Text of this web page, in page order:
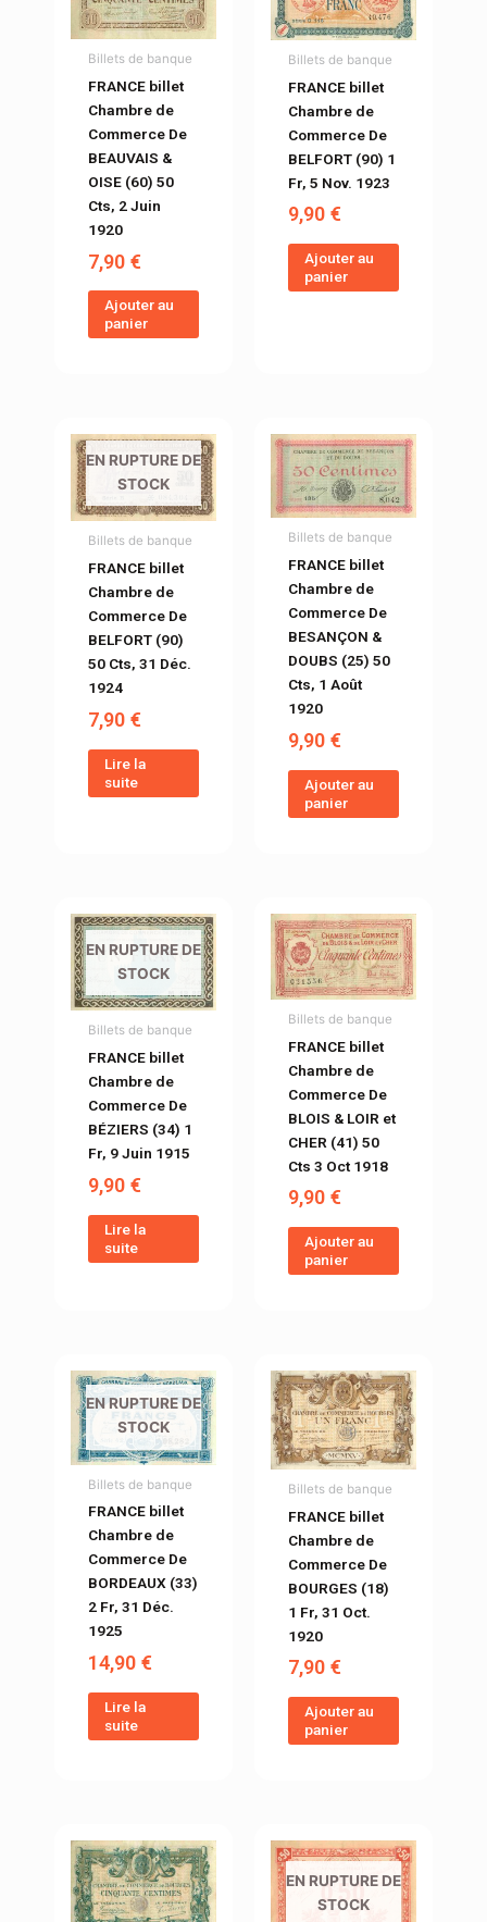
Billets de banque
FRANCE billet
Chambre de
Commerce De
BEAUVAIS &
OISE (60) 50
Cts, 2 Juin
1920
7,90€
Ajouter au
panier
Billets de banque
FRANCE billet
Chambre de
Commerce De
BELFORT (90) 1
Fr, 5 Nov. 1923
9,90€
Ajouter au
panier
EN RUPTURE DE
STOCK
Billets de banque
FRANCE billet
Chambre de
Commerce De
BELFORT (90)
50 Cts, 31 Déc.
1924
7,90€
Lire la
suite
Billets de banque
FRANCE billet
Chambre de
Commerce De
BESANÇON &
DOUBS (25) 50
Cts, 1 Août
1920
9,90€
Ajouter au
panier
EN RUPTURE DE
STOCK
Billets de banque
FRANCE billet
Chambre de
Commerce De
BÉZIERS (34) 1
Fr, 9 Juin 1915
9,90€
Lire la
suite
Billets de banque
FRANCE billet
Chambre de
Commerce De
BLOIS & LOIR et
CHER (41) 50
Cts 3 Oct 1918
9,90€
Ajouter au
panier
EN RUPTURE DE
STOCK
Billets de banque
FRANCE billet
Chambre de
Commerce De
BORDEAUX (33)
2 Fr, 31 Déc.
1925
14,90€
Lire la
suite
Billets de banque
FRANCE billet
Chambre de
Commerce De
BOURGES (18)
1 Fr, 31 Oct.
1920
7,90€
Ajouter au
panier
EN RUPTURE DE
STOCK